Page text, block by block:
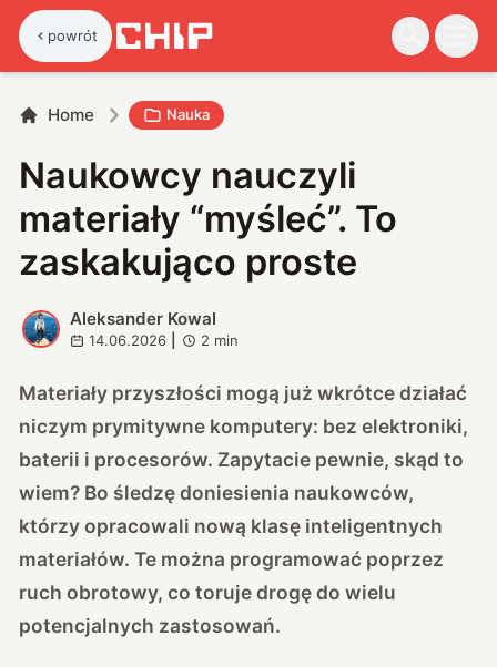
powrót
Home Nauka
Naukowcy nauczyli
materiały “myśleć”. To
zaskakująco proste
A
Aleksander Kowal
14.06.2026 2 min
Materiały przyszłości mogą już wkrótce działać
niczym prymitywne komputery: bez elektroniki,
baterii i procesorów. Zapytacie pewnie, skąd to
wiem? Bo śledzę doniesienia naukowców,
którzy opracowali nową klasę inteligentnych
materiałów. Te można programować poprzez
ruch obrotowy, co toruje drogę do wielu
potencjalnych zastosowań.